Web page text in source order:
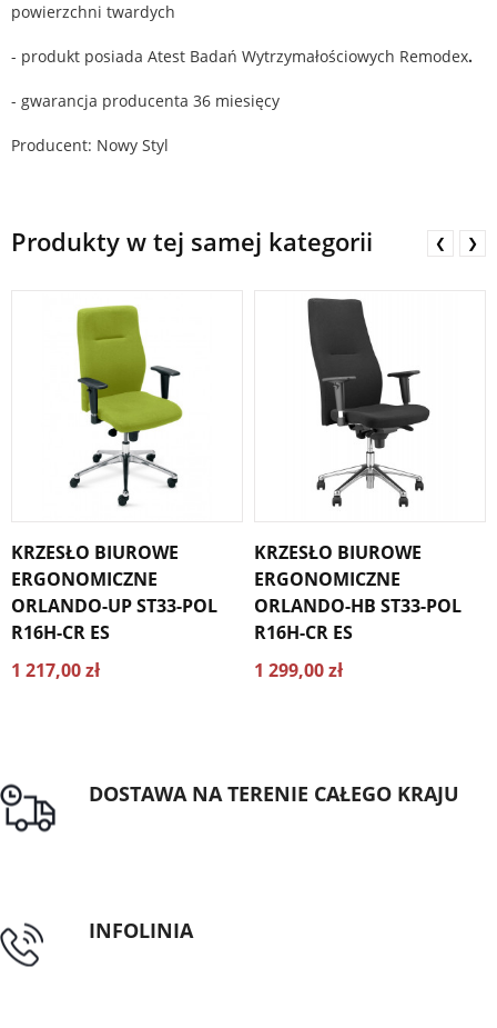
powierzchni twardych
- produkt posiada Atest Badań Wytrzymałościowych Remodex.
- gwarancja producenta 36 miesięcy
Producent: Nowy Styl
Produkty w tej samej kategorii
KRZESŁO BIUROWE
ERGONOMICZNE
ORLANDO-UP ST33-POL
R16H-CR ES
1 217,00 zł
KRZESŁO BIUROWE
ERGONOMICZNE
ORLANDO-HB ST33-POL
R16H-CR ES
1 299,00 zł
❮ ❯
DOSTAWA NA TERENIE CAŁEGO KRAJU
INFOLINIA